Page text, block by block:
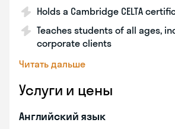
Holds a Cambridge CELTA
Teaches students of all ages,
corporate clients
Читать дальше
Услуги и цены
Английский язык